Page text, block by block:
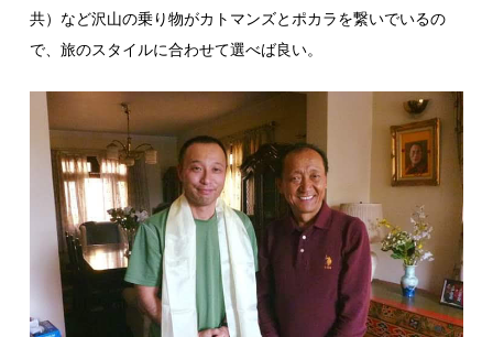
共）など沢山の乗り物がカトマンズとポカラを繋いでいるの
で、旅のスタイルに合わせて選べば良い。